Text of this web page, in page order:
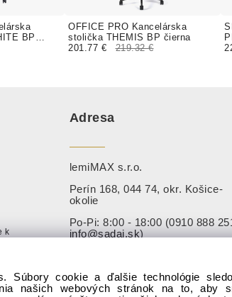
BP
OFFICE PRO Kancelárska
stolička THEMIS BP čierna
201.77 € 219.32 €
k
Adresa
lemiMAX s.r.o.
Perín 168, 044 74, okr. Košice-
okolie
Po-Pi: 8:00 - 18:00 (0910 888
info@sadaj.sk)
Súbory cookie a ďalšie technológie
našich webových stránok na to, aby